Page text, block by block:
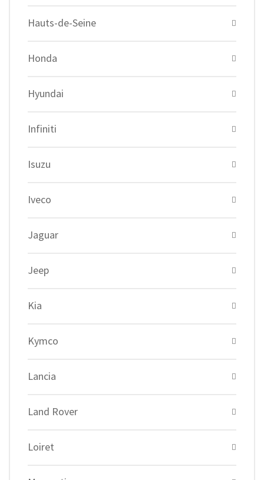
Hauts-de-Seine
Honda
Hyundai
Infiniti
Isuzu
Iveco
Jaguar
Jeep
Kia
Kymco
Lancia
Land Rover
Loiret